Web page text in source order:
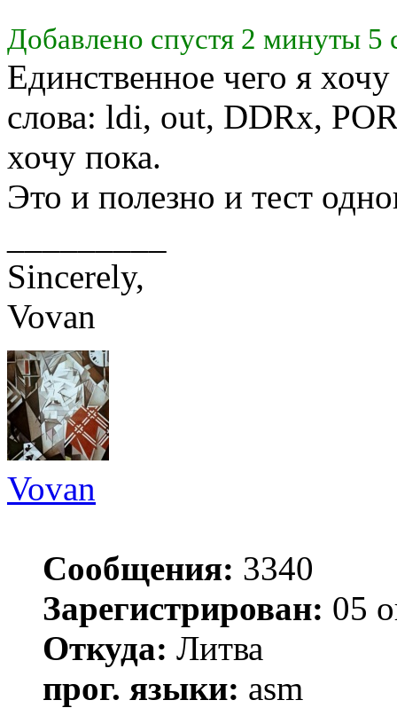
Добавлено спустя 2 минуты 5
Единственное чего я
слова: ldi, out, DDRx,
хочу пока.
Это и полезно и тест
Sincerely,
Vovan
Vovan
Сообщения: 3340
Зарегистрирован: 05
Откуда: Литва
прог. языки: asm